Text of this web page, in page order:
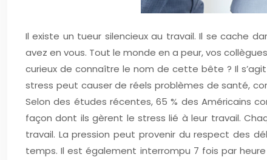
Il existe un tueur silencieux au travail. Il se cache
avez en vous. Tout le monde en a peur, vos
curieux de connaître le nom de cette bête ? Il
stress peut causer de réels problèmes de santé,
Selon des études récentes, 65 % des Américains
façon dont ils gèrent le stress lié à leur travail.
travail. La pression peut provenir du respect des
temps. Il est également interrompu 7 fois par